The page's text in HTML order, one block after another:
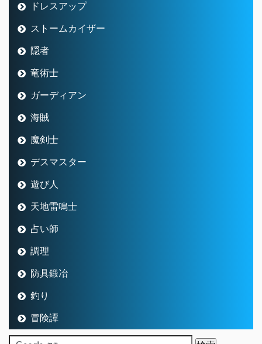
ドレスアップ
ストームカイザー
隠者
竜術士
ガーディアン
海賊
魔剣士
デスマスター
遊び人
天地雷鳴士
占い師
調理
防具鍛冶
釣り
冒険譚